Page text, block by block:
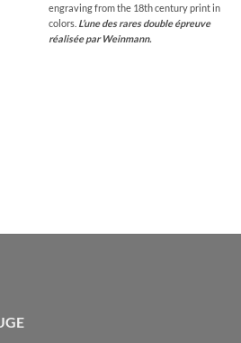
engraving from the 18th century print in
colors. L’une des rares double épreuve
réalisée par Weinmann.